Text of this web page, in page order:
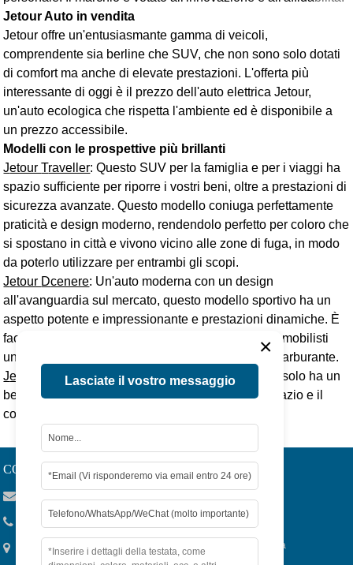
Jetour Auto in vendita
Jetour offre un'entusiasmante gamma di veicoli,
comprendente sia berline che SUV, che non sono solo dotati
di comfort ma anche di elevate prestazioni. L'offerta più
interessante di oggi è il prezzo dell'auto elettrica Jetour,
un'auto ecologica che rispetta l'ambiente ed è disponibile a
un prezzo accessibile.
Modelli con le prospettive più brillanti
JetourTraveller: Questo SUV per la famiglia e per i viaggi ha
spazio sufficiente per riporre i vostri beni, oltre a prestazioni di
sicurezza avanzate. Questo modello coniuga perfettamente
praticità e design moderno, rendendolo perfetto per coloro che
si spostano in città e vivono vicino alle zone di fuga, in modo
da poterlo utilizzare per entrambi gli scopi.
Jetour Dcenere: Un'auto moderna con un design
all'avanguardia sul mercato, questo modello sportivo ha un
aspetto potente e impressionante e prestazioni dinamiche. È
facile da usare e divertente, per garantire agli automobilisti
una buona esperienza di guida risparmiando sul carburante.
Jetour
: Il T2 è un elegante SUV ibrido che non solo ha un
bell'aspetto, ma non compromette nemmeno lo spazio e il
comfort della guida urbana.
×
Lasciate il vostro messaggio
CONTATTATECI
Viola@tjygqc.com
+86 18732106029
No.15 Lingang Road, Bonded Area, Tianjin City, Cina